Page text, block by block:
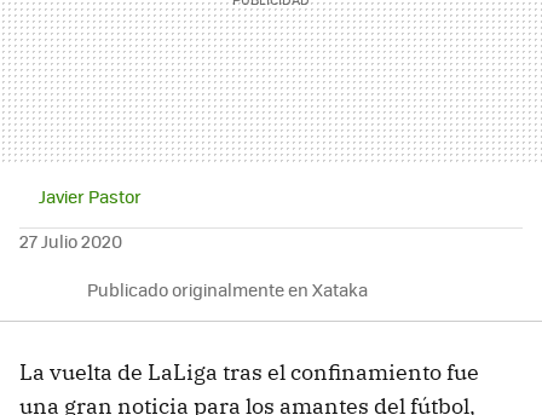
Javier Pastor
27 Julio 2020
Publicado originalmente en Xataka
La vuelta de LaLiga tras el confinamiento fue
una gran noticia para los amantes del fútbol,